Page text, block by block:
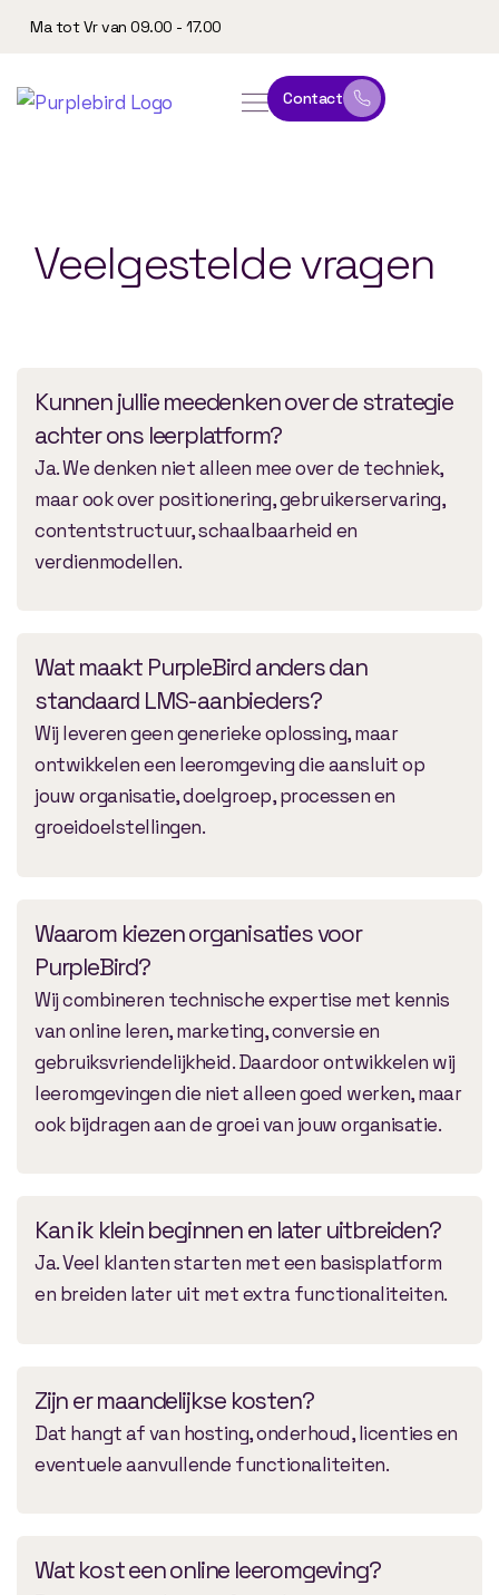
Ma tot Vr van 09.00 - 17.00
Contact
Veelgesteldevragen
Kunnen jullie meedenken over de strategie
achter ons leerplatform?
Ja. We denken niet alleen mee over de techniek,
maar ook over positionering, gebruikerservaring,
contentstructuur, schaalbaarheid en
verdienmodellen.
Wat maakt PurpleBird anders dan
standaard LMS-aanbieders?
Wij leveren geen generieke oplossing, maar
ontwikkelen een leeromgeving die aansluit op
jouw organisatie, doelgroep, processen en
groeidoelstellingen.
Waarom kiezen organisaties voor
PurpleBird?
Wij combineren technische expertise met kennis
van online leren, marketing, conversie en
gebruiksvriendelijkheid. Daardoor ontwikkelen wij
leeromgevingen die niet alleen goed werken, maar
ook bijdragen aan de groei van jouw organisatie.
Kan ik klein beginnen en later uitbreiden?
Ja. Veel klanten starten met een basisplatform
en breiden later uit met extra functionaliteiten.
Zijn er maandelijkse kosten?
Dat hangt af van hosting, onderhoud, licenties en
eventuele aanvullende functionaliteiten.
Wat kost een online leeromgeving?